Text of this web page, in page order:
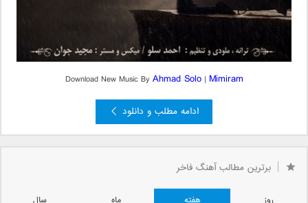
Download New Music ByAhmad Solo| Mimiram
ادامه مطلب و دانلود
برترین مطالب آهنگ فاخر